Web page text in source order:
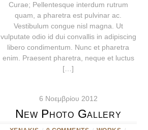
Curae; Pellentesque interdum rutrum
quam, a pharetra est pulvinar ac.
Vestibulum congue nisl magna. Ut
vulputate odio id dui convallis in adipiscing
libero condimentum. Nunc et pharetra
enim. Praesent pharetra, neque et luctus
[…]
6 Νοεμβρίου 2012
New Photo Gallery